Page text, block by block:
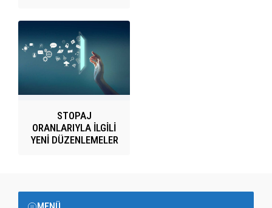
STOPAJ
ORANLARIYLA İLGİLİ
YENİ DÜZENLEMELER